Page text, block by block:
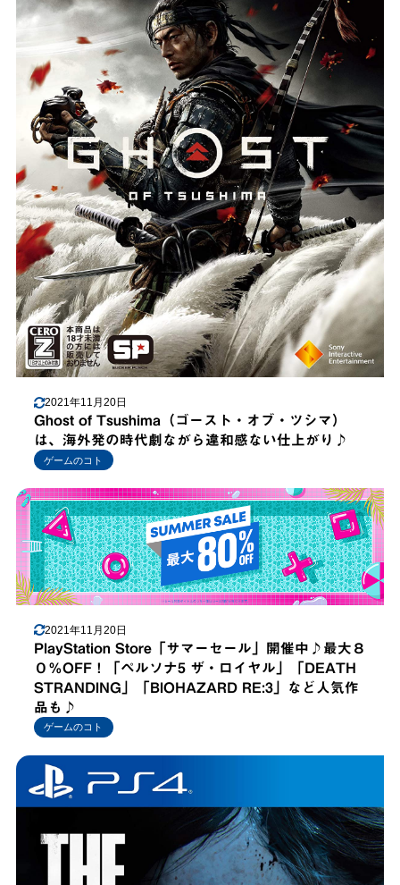
2021年11月20日
Ghost of Tsushima（ゴースト・オブ・ツシマ）
は、海外発の時代劇ながら違和感ない仕上がり♪
ゲームのコト
2021年11月20日
PlayStation Store「サマーセール」開催中♪最大８
０％OFF！「ペルソナ5 ザ・ロイヤル」「DEATH
STRANDING」「BIOHAZARD RE:3」など人気作
品も♪
ゲームのコト